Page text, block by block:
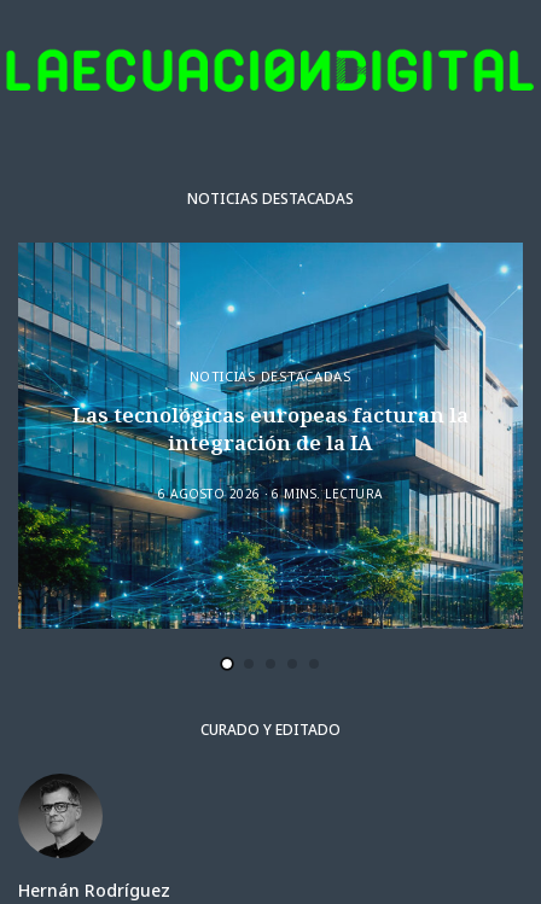
NOTICIAS DESTACADAS
NOTICIAS DESTACADAS
Las tecnológicas europeas facturan la
integración de la IA
6 AGOSTO 2026 6 MINS. LECTURA
CURADO Y EDITADO
Hernán Rodríguez